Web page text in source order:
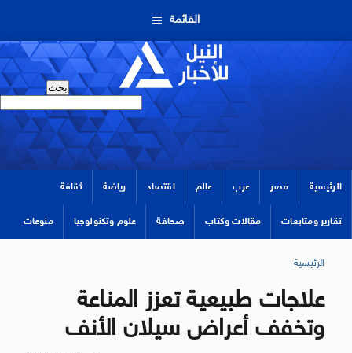
القائمة
الرئيسية مصر عرب عالم اقتصاد رياضة ثقافة
تقارير ومتابعات مقالات وكتاب صحافة علوم وتكنولوجيا منوعات
الرئيسية
علاجات طبيعية تعزز المناعة
وتخفف أعراض سيلان الأنف